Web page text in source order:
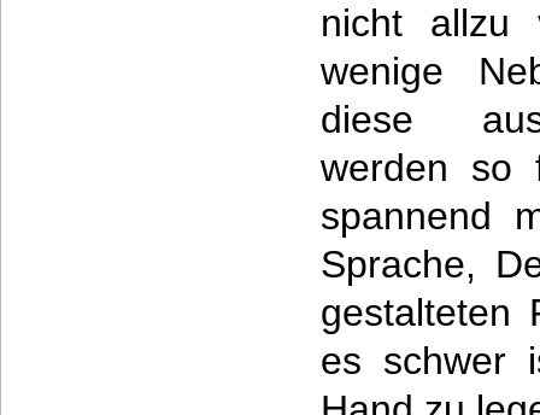
nicht
wenige
diese
werden so
spannend
Sprache,
gestalteten
es schwer